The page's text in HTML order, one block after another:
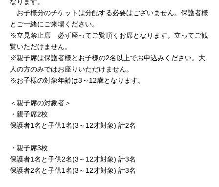
なります。
お子様分のチケットは分配する必要はございません。保護者様
とご一緒にご来場ください。
※立見禁止席 必ず座ってご覧頂くお席となります。立ってご観
覧いただけません。
※親子席は保護者様とお子様の2名以上でお申込みください。大
人の方のみではお座りいただけません。
※お子様の対象年齢は3～12歳となります。
＜親子席の対象者＞
・親子席2枚
保護者1名と子供1名(3～12才対象) 計2名
・親子席3枚
保護者1名と子供2名(3～12才対象) 計3名
保護者2名と子供1名(3～12才対象) 計3名